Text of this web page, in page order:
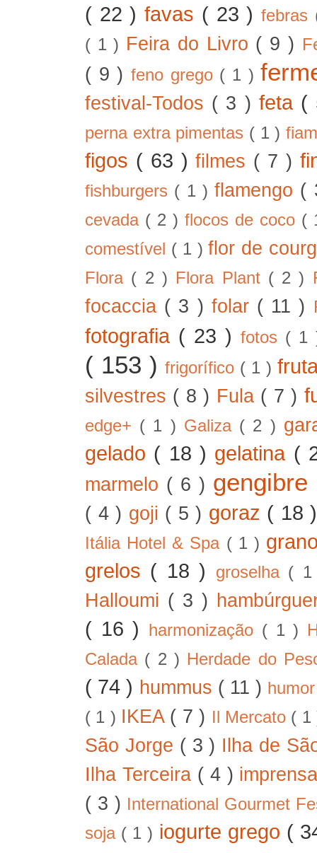
( 22 )favas ( 23 ) febras
( 1 ) Feira do Livro ( 9 )
( 9 ) feno grego ( 1 )
festival-Todos ( 3 ) feta (
perna extra pimentas ( 1 )
figos ( 63 )filmes ( 7 )
fishburgers ( 1 )flamengo (
cevada ( 2 )flocos de coco (
comestível ( 1 )flor de
Flora ( 2 ) Flora Plant ( 2 )
focaccia ( 3 ) folar ( 11 )
fotografia ( 23 ) fotos (
( 153 )frigorífico ( 1 )
silvestres ( 8 ) Fula ( 7 )
edge+ ( 1 ) Galiza ( 2 )
gelado ( 18 ) gelatina (
marmelo ( 6 ) gengibre
( 4 ) goji ( 5 ) goraz ( 18
Itália Hotel & Spa ( 1 )
grelos ( 18 ) groselha (
Halloumi ( 3 )
( 16 ) harmonização ( 1 )
Calada ( 2 ) Herdade do
( 74 ) hummus ( 11 )
( 1 ) IKEA ( 7 ) Il Mercato (
São Jorge ( 3 ) Ilha de
Ilha Terceira ( 4 )
( 3 ) International Gourmet
soja ( 1 ) iogurte grego (